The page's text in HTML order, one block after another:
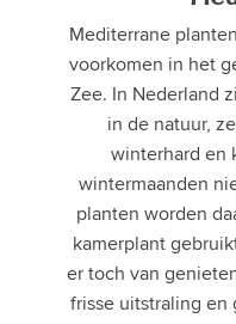
Mediterrane
voorkomen in het
Zee. In Nederland
in de natuur,
winterhard en
wintermaanden
planten worden
kamerplant
er toch van
frisse uitstraling en